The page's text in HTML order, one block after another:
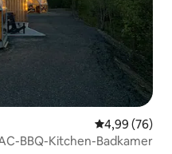
Gemiddelde
4,99 (76)
BBQ-Kitchen-Badkamer